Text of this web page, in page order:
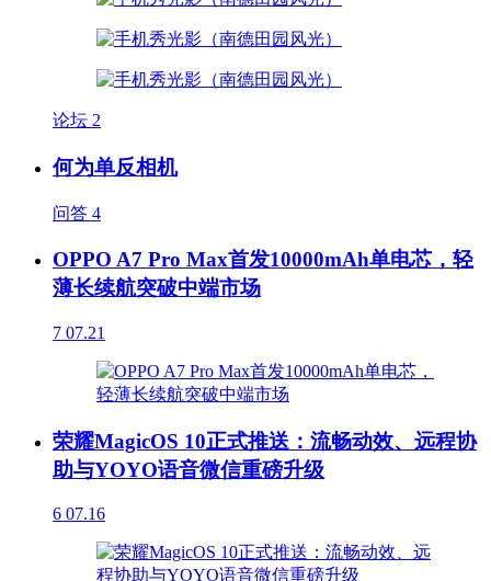
论坛 2
何为单反相机
问答 4
OPPO A7 Pro Max首发10000mAh单电芯，轻
薄长续航突破中端市场
7 07.21
荣耀MagicOS 10正式推送：流畅动效、远程协
助与YOYO语音微信重磅升级
6 07.16